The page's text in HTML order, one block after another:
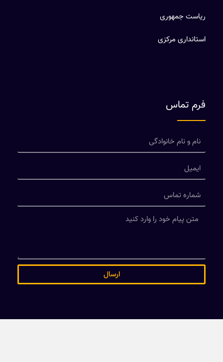
ریاست جمهوری
استانداری مرکزی
فرم تماس
ارسال